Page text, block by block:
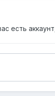
есть аккаунт,